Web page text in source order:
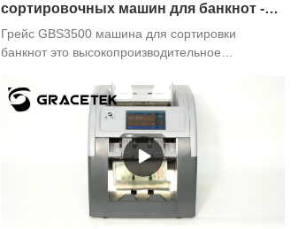
сортировочных машин для банкнот -
Grace
Грейс GBS3500 машина для сортировки
банкнот это высокопроизводительное
предназначенное для финансовых учреждений,
казино и предприятий, которые обрабатывают
большие объемы банкнот. Эта машина
способна сортировка банкнот разных
номиналов, что делает его эффективным и
надежным инструментом для предприятий,
работающих с валютами разных
номиналов. Одной из ключевых особенностей